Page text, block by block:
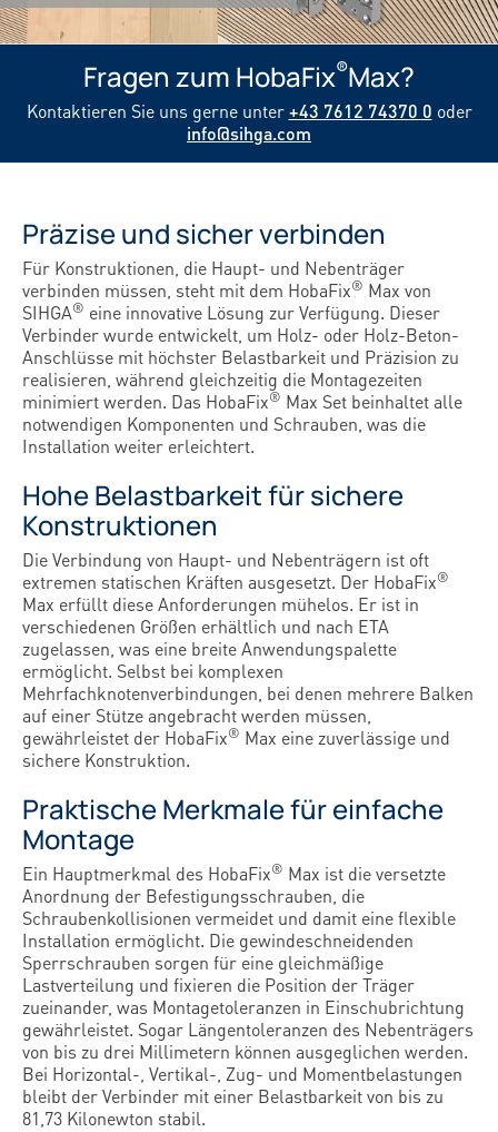
Fragen zum HobaFix®Max?
Kontaktieren Sie uns gerne unter+43 7612 74370 0 oder
info@sihga.com
Präzise und sicher verbinden
Für Konstruktionen, die Haupt- und Nebenträger
verbinden müssen, steht mit dem HobaFix® Max von
SIHGA® eine innovative Lösung zur Verfügung. Dieser
Verbinder wurde entwickelt, um Holz- oder Holz-Beton-
Anschlüsse mit höchster Belastbarkeit und Präzision zu
realisieren, während gleichzeitig die Montagezeiten
minimiert werden. Das HobaFix® Max Set beinhaltet alle
notwendigen Komponenten und Schrauben, was die
Installation weiter erleichtert.
Hohe Belastbarkeit für sichere
Konstruktionen
Die Verbindung von Haupt- und Nebenträgern ist oft
extremen statischen Kräften ausgesetzt. Der HobaFix®
Max erfüllt diese Anforderungen mühelos. Er ist in
verschiedenen Größen erhältlich und nach ETA
zugelassen, was eine breite Anwendungspalette
ermöglicht. Selbst bei komplexen
Mehrfachknotenverbindungen, bei denen mehrere Balken
auf einer Stütze angebracht werden müssen,
gewährleistet der HobaFix® Max eine zuverlässige und
sichere Konstruktion.
Praktische Merkmale für einfache
Montage
Ein Hauptmerkmal des HobaFix® Max ist die versetzte
Anordnung der Befestigungsschrauben, die
Schraubenkollisionen vermeidet und damit eine flexible
Installation ermöglicht. Die gewindeschneidenden
Sperrschrauben sorgen für eine gleichmäßige
Lastverteilung und fixieren die Position der Träger
zueinander, was Montagetoleranzen in Einschubrichtung
gewährleistet. Sogar Längentoleranzen des Nebenträgers
von bis zu drei Millimetern können ausgeglichen werden.
Bei Horizontal-, Vertikal-, Zug- und Momentbelastungen
bleibt der Verbinder mit einer Belastbarkeit von bis zu
81,73 Kilonewton stabil.